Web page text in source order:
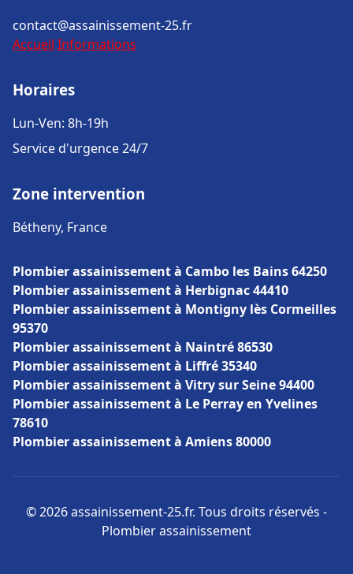
contact@assainissement-25.fr
Accueil Informations
Horaires
Lun-Ven: 8h-19h
Service d'urgence 24/7
Zone intervention
Bétheny, France
Plombier assainissement à Cambo les Bains 64250
Plombier assainissement à Herbignac 44410
Plombier assainissement à Montigny lès Cormeilles
95370
Plombier assainissement à Naintré 86530
Plombier assainissement à Liffré 35340
Plombier assainissement à Vitry sur Seine 94400
Plombier assainissement à Le Perray en Yvelines
78610
Plombier assainissement à Amiens 80000
© 2026 assainissement-25.fr. Tous droits réservés -
Plombier assainissement